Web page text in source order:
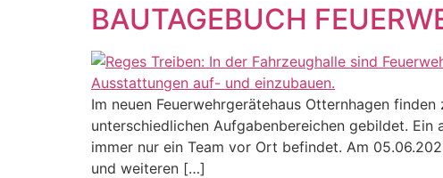
BAUTAGEBUCH
Im neuen Feuerwehrgerätehaus Otternhagen
unterschiedlichen Aufgabenbereichen gebildet.
immer nur ein Team vor Ort befindet. Am
und weiteren […]